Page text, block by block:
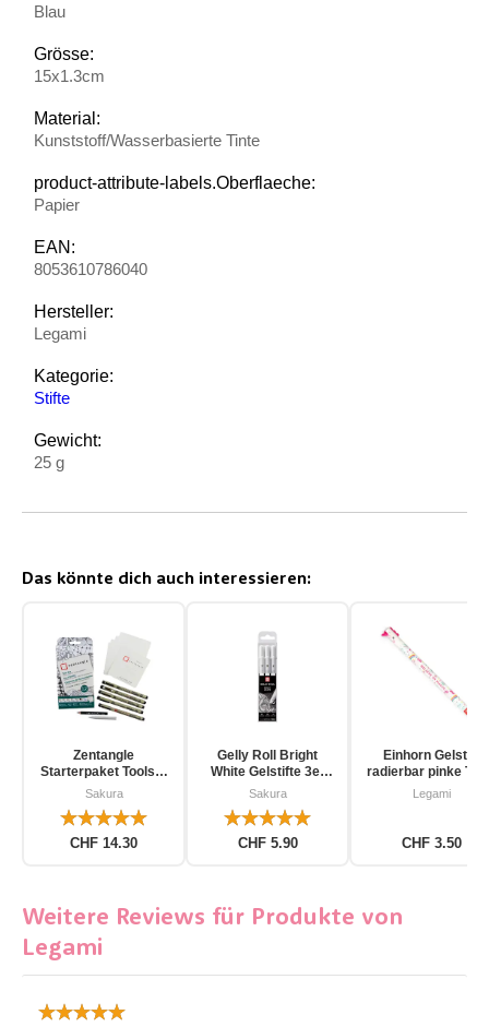
Blau
Grösse:
15x1.3cm
Material:
Kunststoff/Wasserbasierte Tinte
product-attribute-labels.Oberflaeche:
Papier
EAN:
8053610786040
Hersteller:
Legami
Kategorie:
Stifte
Gewicht:
25 g
Das könnte dich auch interessieren:
Zentangle
Starterpaket Toolset
für Einsteiger 12-
Sakura
CHF 14.30
Gelly Roll Bright
White Gelstifte 3er
Pack
Sakura
CHF 5.90
Einhorn Gelstift
radierbar pinke
Legami
CHF 3.50
Weitere Reviews für Produkte von
Legami